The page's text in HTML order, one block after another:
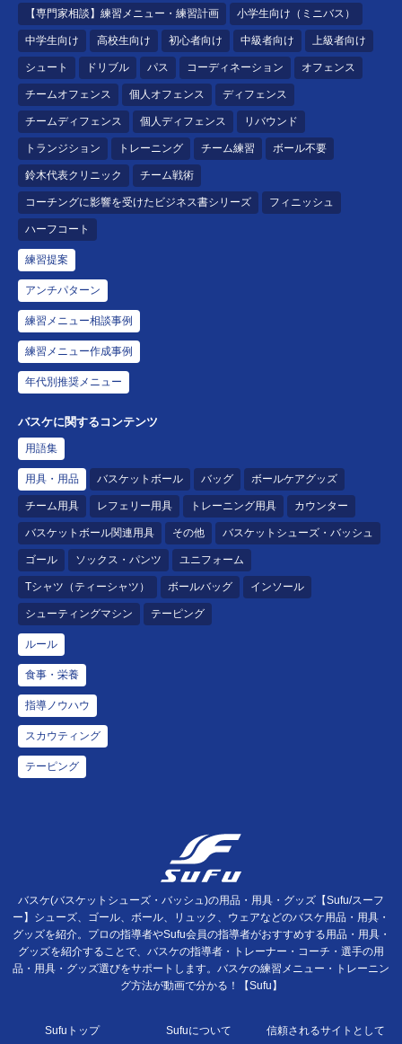
【専門家相談】練習メニュー・練習計画 小学生向け（ミニバス）
中学生向け 高校生向け 初心者向け 中級者向け 上級者向け
シュート ドリブル パス コーディネーション オフェンス
チームオフェンス 個人オフェンス ディフェンス
チームディフェンス 個人ディフェンス リバウンド
トランジション トレーニング チーム練習 ボール不要
鈴木代表クリニック チーム戦術
コーチングに影響を受けたビジネス書シリーズ フィニッシュ
ハーフコート
練習提案
アンチパターン
練習メニュー相談事例
練習メニュー作成事例
年代別推奨メニュー
バスケに関するコンテンツ
用語集
用具・用品 バスケットボール バッグ ボールケアグッズ
チーム用具 レフェリー用具 トレーニング用具 カウンター
バスケットボール関連用具 その他 バスケットシューズ・バッシュ
ゴール ソックス・パンツ ユニフォーム
Tシャツ（ティーシャツ） ボールバッグ インソール
シューティングマシン テーピング
ルール
食事・栄養
指導ノウハウ
スカウティング
テーピング
バスケ(バスケットシューズ・バッシュ)の用品・用具・グッズ【Sufu/スーフ
ー】シューズ、ゴール、ボール、リュック、ウェアなどのバスケ用品・用具・
グッズを紹介。プロの指導者やSufu会員の指導者がおすすめする用品・用具・
グッズを紹介することで、バスケの指導者・トレーナー・コーチ・選手の用
品・用具・グッズ選びをサポートします。バスケの練習メニュー・トレーニン
グ方法が動画で分かる！【Sufu】
Sufuトップ Sufuについて 信頼されるサイトとして